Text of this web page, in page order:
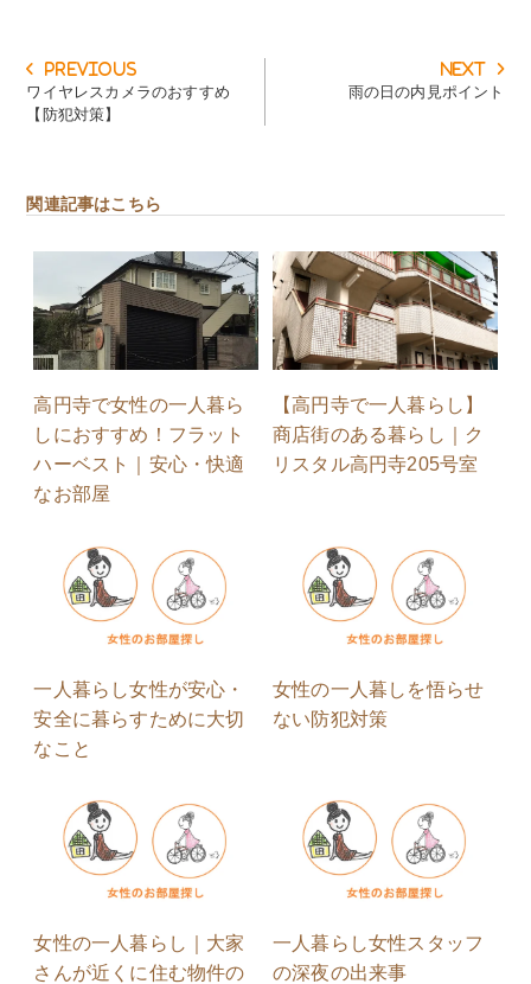
投
稿
ナ
ビ
ョ
PreviousPrevious
post:
ワイヤレスカメラのおすすめ
【防犯対策】
Next
雨の日の内見ポイント
関連記事はこちら
高円寺で女性の一人暮ら
しにおすすめ！フラット
ハーベスト｜安心・快適
なお部屋
【高円寺で一人暮らし】
商店街のある暮らし｜ク
リスタル高円寺205号室
一人暮らし女性が安心・
安全に暮らすために大切
なこと
女性の一人暮しを悟らせ
ない防犯対策
女性の一人暮らし｜大家
さんが近くに住む物件の
一人暮らし女性スタッフ
の深夜の出来事